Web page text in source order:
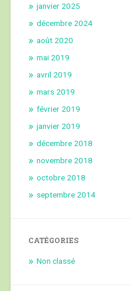
janvier 2025
décembre 2024
août 2020
mai 2019
avril 2019
mars 2019
février 2019
janvier 2019
décembre 2018
novembre 2018
octobre 2018
septembre 2014
CATÉGORIES
Non classé